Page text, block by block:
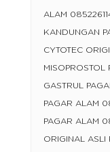
ALAM
KANDUNGAN
CYTOTEC
MISOPROSTOL
GASTRUL
PAGAR ALAM
PAGAR ALAM
ORIGINAL ASLI